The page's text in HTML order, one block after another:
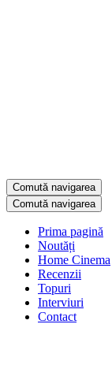
Comută navigarea
Comută navigarea
Prima pagină
Noutăți
Home Cinema
Recenzii
Topuri
Interviuri
Contact